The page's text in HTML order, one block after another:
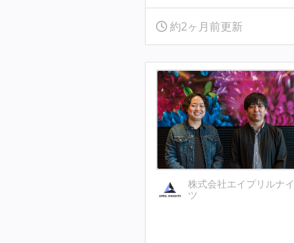
約2ヶ月前更新
株式会社エイプリルナイ
ツ